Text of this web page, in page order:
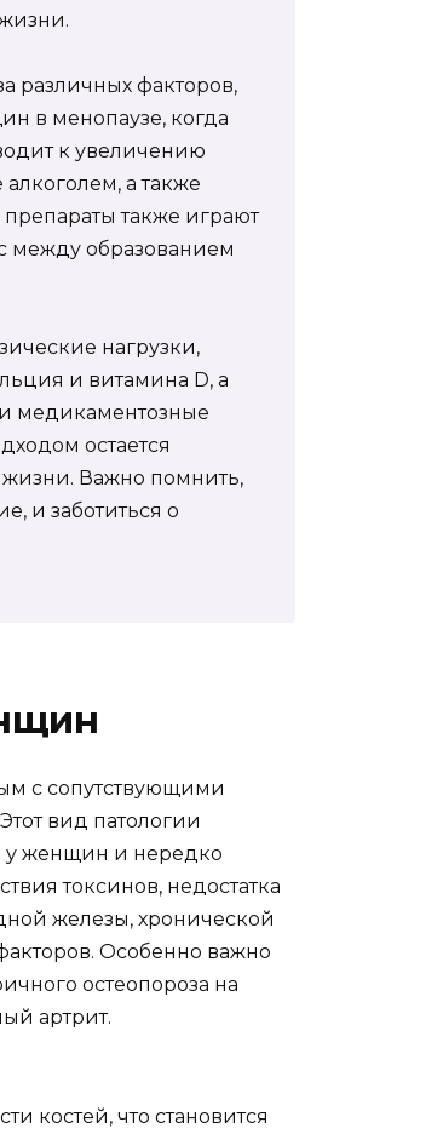
различных факторов,
в менопаузе, когда
к увеличению
а также
также играют
между образованием
нагрузки,
и витамина D, а
и медикаментозные
остается
Важно помнить,
и заботиться о
с сопутствующими
вид патологии
у женщин и нередко
токсинов, недостатка
железы, хронической
Особенно важно
остеопороза на
артрит.
костей, что становится